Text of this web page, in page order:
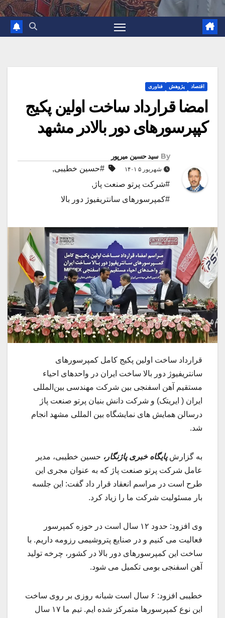
اقتصاد پژوهش فناوری
امضا قرارداد ساخت اولین پکیج
کپپرسورهای دور بالادر مشهد
By سید حسین میرپور
شهریور ۵ ۱۴۰۱ #حسین خطیبی,
#شرکت پرتو صنعت پاژ ,
#کمپرسورهای سانتریفیوژ دور بالا
قرارداد ساخت اولین پکیج کامل کمپرسورهای
سانتریفیوژ دور بالا ساخت ایران در واحدهای احیاء
مستقیم آهن اسفنجی بین شرکت مهندسی بین‌المللی
ایران ( ایریتک) و شرکت دانش بنیان پرتو صنعت پاژ
درسالن همایش های نمایشگاه بین المللی مشهد انجام
شد.
به گزارشپایگاه خبری پاژنگار، حسین خطیبی، مدیر
عامل شرکت پرتو صنعت پاژ که به عنوان مجری این
طرح است در مراسم انعقاد قرار داد گفت: این جلسه
بار مسئولیت شرکت ما را زیاد کرد.
وی افزود: حدود ۱۲ سال است در حوزه کمپرسور
فعالیت می کنیم و در صنایع پتروشیمی رزومه داریم. با
ساخت این کمپرسورهای دور بالا در کشور، چرخه تولید
آهن اسفنجی بومی تکمیل می شود.
خطیبی افزود: ۶ سال است شبانه روزی بر روی ساخت
این نوع کمپرسورها متمرکز شده ایم. تیم ما ۱۷ سال